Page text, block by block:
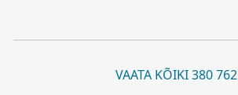
VAATA KÕIKI 380 762